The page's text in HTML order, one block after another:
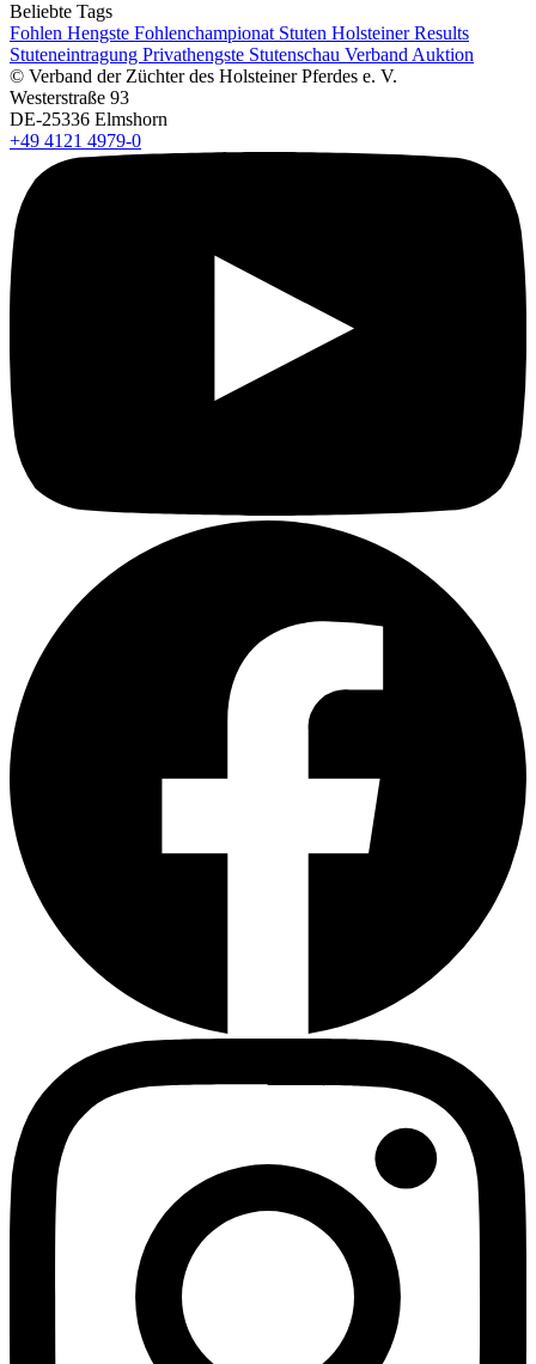
Beliebte Tags
Fohlen Hengste Fohlenchampionat Stuten Holsteiner Results
Stuteneintragung Privathengste Stutenschau Verband Auktion
© Verband der Züchter des Holsteiner Pferdes e. V.
Westerstraße 93
DE-25336 Elmshorn
+49 4121 4979-0